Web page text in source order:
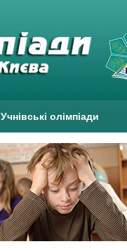
Учнівські олімпіади